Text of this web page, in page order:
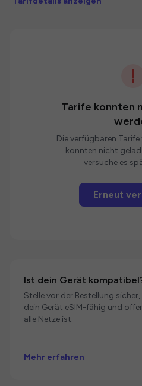
Tarife konnten
Die verfügbaren Tarife
konnten nicht
versuche es
Erneut
Ist dein Gerät
Stelle vor der Bestellung
dein Gerät eSIM-fähig und
alle Netze ist.
Mehr erfahren